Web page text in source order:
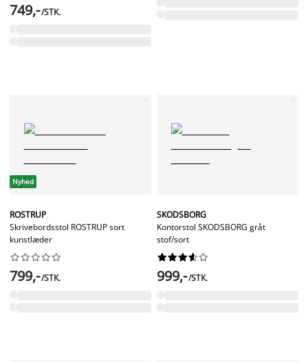
749,-/STK.
Nyhed
ROSTRUP
Skrivebordsstol ROSTRUP sort
kunstlæder






799,-/STK.
SKODSBORG
Kontorstol SKODSBORG gråt
stof/sort






999,-/STK.